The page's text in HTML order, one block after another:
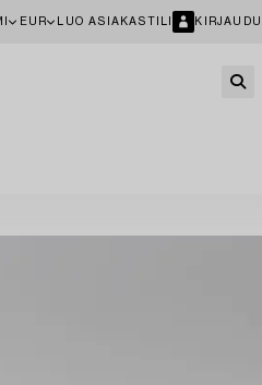
EUR LUO ASIAKASTILI KIRJAUDU